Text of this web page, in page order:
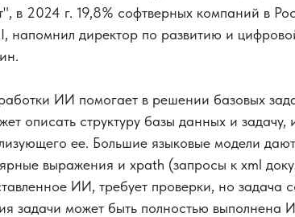
в 2024 г. 19,8% софтверных компаний в
напомнил директор по развитию и
ИИ помогает в решении базовых
описать структуру базы данных и
ее. Большие языковые модели
выражения и xpath (запросы к xml
ИИ, требует проверки, но задача
задачи может быть полностью